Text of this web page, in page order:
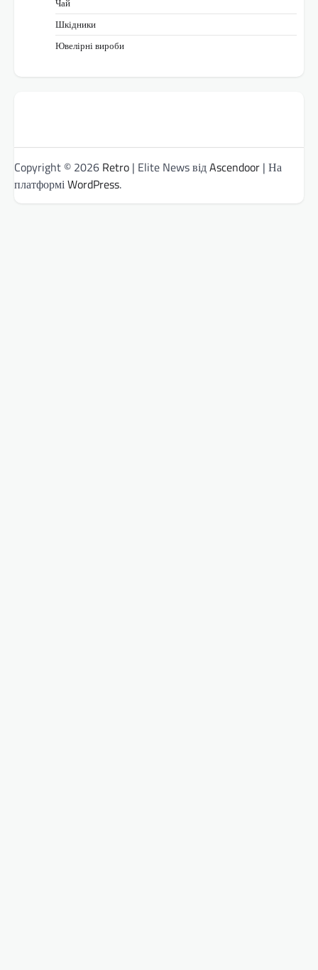
Чай
Шкідники
Ювелірні вироби
Copyright © 2026 Retro | Elite News відAscendoor | На
платформіWordPress.